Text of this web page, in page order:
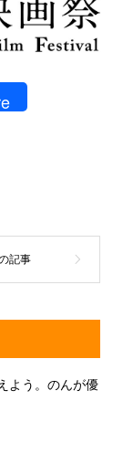
よう。のんが優